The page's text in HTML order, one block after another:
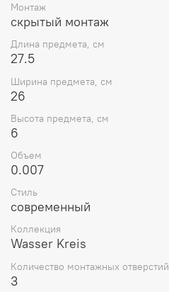
Монтаж
скрытый монтаж
Длина предмета, см
27.5
Ширина предмета, см
26
Высота предмета, см
6
Объем
0.007
Стиль
современный
Коллекция
Wasser Kreis
Количество монтажных отверстий
3